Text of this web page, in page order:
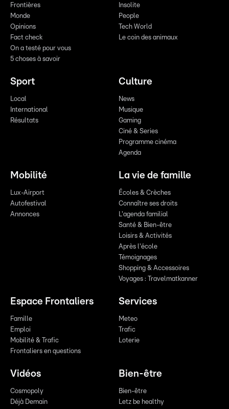
Frontières
Monde
Opinions
Fact check
On a testé pour vous
5 choses à savoir
Insolite
People
Tech World
Le coin des animaux
Sport
Local
International
Résultats
Culture
News
Musique
Gaming
Ciné & Series
Programme cinéma
Agenda
Mobilité
Lux-Airport
Autofestival
Annonces
La vie de famille
Écoles & Crèches
Connaître ses droits
L'agenda familial
Santé & Bien-être
Loisirs & Activités
Après l'école
Témoignages
Shopping & Accessoires
Voyages : Travelmatkanner
Espace Frontaliers
Famille
Emploi
Mobilité & Trafic
Frontaliers en questions
Services
Meteo
Trafic
Loterie
Vidéos
Cosmopoly
Déjà Demain
Bien-être
Bien-être
Letz be healthy